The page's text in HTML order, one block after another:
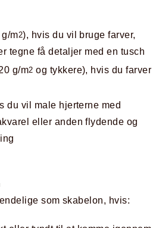
m2), hvis du vil bruge farver,
tegne få detaljer med en tusch
g/m2 og tykkere), hvis du farver
du vil male hjerterne med
eller anden flydende og
som skabelon, hvis: